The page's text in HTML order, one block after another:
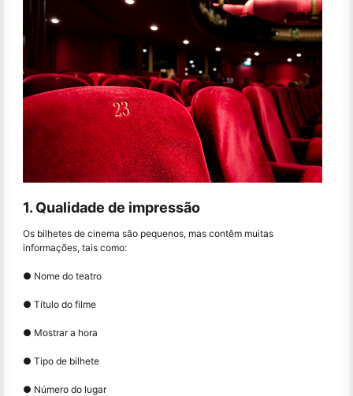
1. Qualidade de impressão
Os bilhetes de cinema são pequenos, mas contêm muitas
informações, tais como:
● Nome do teatro
● Título do filme
● Mostrar a hora
● Tipo de bilhete
● Número do lugar